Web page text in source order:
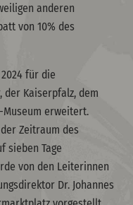
anderen
von 10% des
für die
der Kaiserpfalz, dem
Museum erweitert.
Zeitraum des
sieben Tage
von den Leiterinnen
Dr. Johannes